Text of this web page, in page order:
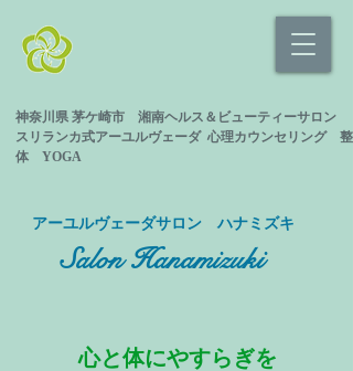
神奈川県 茅ケ崎市 湘南ヘルス＆ビューティーサロン
スリランカ式アーユルヴェーダ 心理カウンセリング 整
体 YOGA
​アーユルヴェーダサロン ハナミズキ
Salon Hanamizuki
心と体にやすらぎを